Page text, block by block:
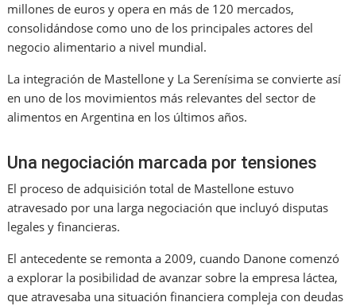
millones de euros y opera en más de 120 mercados,
consolidándose como uno de los principales actores del
negocio alimentario a nivel mundial.
La integración de Mastellone y La Serenísima se convierte así
en uno de los movimientos más relevantes del sector de
alimentos en Argentina en los últimos años.
Una negociación marcada por tensiones
El proceso de adquisición total de Mastellone estuvo
atravesado por una larga negociación que incluyó disputas
legales y financieras.
El antecedente se remonta a 2009, cuando Danone comenzó
a explorar la posibilidad de avanzar sobre la empresa láctea,
que atravesaba una situación financiera compleja con deudas